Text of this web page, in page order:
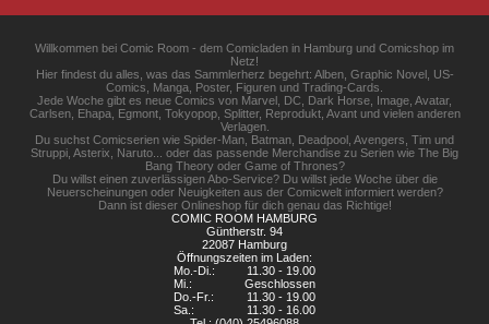
Willkommen bei Comic Room - dem Comicladen in Hamburg und Comicshop im
Netz!
Hier findest du alles, was das Sammlerherz begehrt: Alben, Graphic Novel, US-
Comics, Manga, Poster, Figuren und Trading-Cards.
Jede Woche gibt es neue Comics von Marvel, DC, Dark Horse, Image, Avatar,
Carlsen, Ehapa, Egmont, Tokyopop, Splitter, Reprodukt, Avant und vielen anderen
Verlagen.
Du suchst Comicserien wie Spider-Man, Batman, Deadpool, Avengers, Tim und
Struppi, Asterix, Naruto... oder das passende Merchandise zu Serien wie The Big
Bang Theory oder Game of Thrones?
Du willst einen zuverlässigen Abo-Service? Du willst jede Woche über die
Neuerscheinungen oder Neuigkeiten aus der Comicwelt informiert werden?
Dann ist dieser Onlineshop für dich genau das Richtige!
COMIC ROOM HAMBURG
Güntherstr. 94
22087 Hamburg
Öffnungszeiten im Laden:
Mo.-Di.:
11.30 - 19.00
Mi.:
Geschlossen
Do.-Fr.:
11.30 - 19.00
Sa.:
11.30 - 16.00